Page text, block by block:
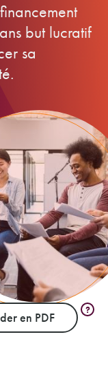
but lucratif
sa
en PDF ?